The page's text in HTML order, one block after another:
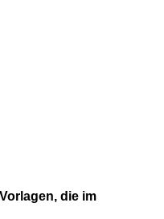
die im